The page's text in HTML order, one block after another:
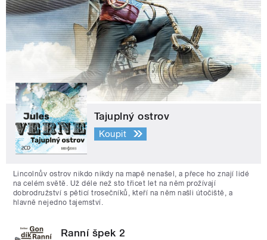
Tajuplný ostrov
Koupit
Lincolnův ostrov nikdo nikdy na mapě nenašel, a přece ho znají lidé
na celém světě. Už déle než sto třicet let na něm prožívají
dobrodružství s pěticí trosečníků, kteří na něm našli útočiště, a
hlavně nejedno tajemství.
Ranní špek 2